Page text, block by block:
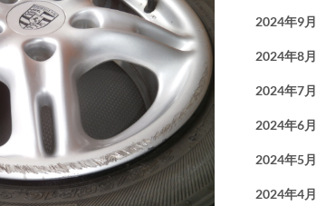
2024年9月
2024年8月
2024年7月
2024年6月
2024年5月
2024年4月